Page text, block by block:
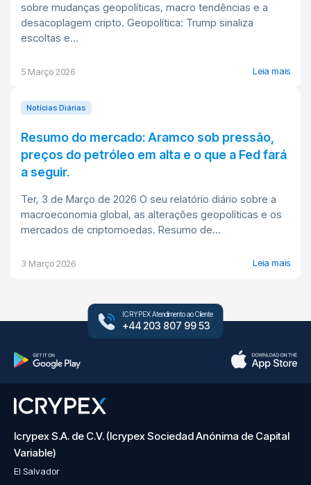
sobre mudanças geopolíticas, macro tendências e a
desacoplagem cripto. Geopolítica: Trump sinaliza
escoltas e...
5 Março 2026 Leia mais
Notícias Diárias
Resumo do mercado: Aramco sob pressão,
preços do petróleo em alta e o que a Fed fará
a seguir.
Ter, 3 de Março de 2026 O seu relatório diário sobre a
macroeconomia global, as alterações geopolíticas e os
mercados de criptomoedas. Resumo de...
3 Março 2026 Leia mais
ICRYPEX Atendimento ao Cliente
+44 203 807 99 53
Icrypex S.A. de C.V. (Icrypex Sociedad Anónima de Capital
Variable)
El Salvador